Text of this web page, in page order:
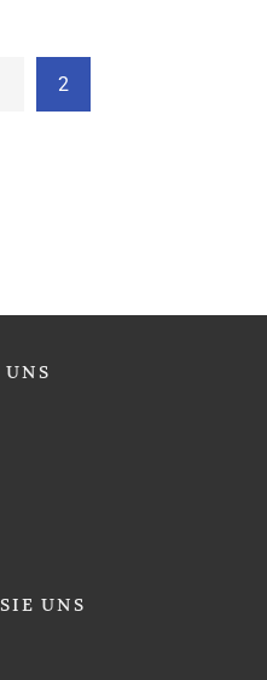
2
UNS
SIE UNS